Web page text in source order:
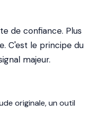
de confiance. Plus
C'est le principe du
majeur.
originale, un outil